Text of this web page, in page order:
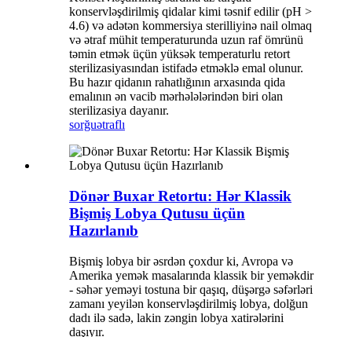
konservləşdirilmiş qidalar kimi təsnif edilir (pH >
4.6) və adətən kommersiya sterilliyinə nail olmaq
və ətraf mühit temperaturunda uzun raf ömrünü
təmin etmək üçün yüksək temperaturlu retort
sterilizasiyasından istifadə etməklə emal olunur.
Bu hazır qidanın rahatlığının arxasında qida
emalının ən vacib mərhələlərindən biri olan
sterilizasiya dayanır.
sorğuətraflı
Dönər Buxar Retortu: Hər Klassik
Bişmiş Lobya Qutusu üçün
Hazırlanıb
Bişmiş lobya bir əsrdən çoxdur ki, Avropa və
Amerika yemək masalarında klassik bir yeməkdir
- səhər yeməyi tostuna bir qaşıq, düşərgə səfərləri
zamanı yeyilən konservləşdirilmiş lobya, dolğun
dadı ilə sadə, lakin zəngin lobya xatirələrini
daşıyır.